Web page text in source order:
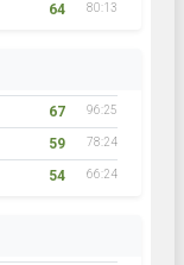
64 80:13
67 96:25
59 78:24
54 66:24